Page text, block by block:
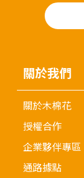
關於我們
關於木棉花
授權合作
企業夥伴專區
通路據點